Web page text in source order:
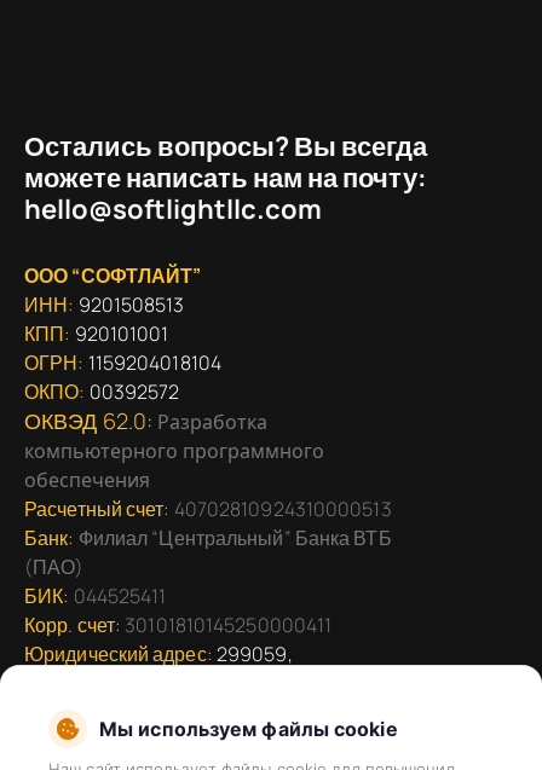
Остались вопросы? Вы всегда
можете написать нам на почту:
hello@softlightllc.com
ООО “СОФТЛАЙТ”
ИНН: 9201508513
КПП: 920101001
ОГРН: 1159204018104
ОКПО: 00392572
ОКВЭД 62.0: Разработка
компьютерного программного
обеспечения
Расчетный счет: 40702810924310000513
Банк: Филиал “Центральный” Банка ВТБ
(ПАО)
БИК: 044525411
Корр. счет: 30101810145250000411
Юридический адрес: 299059,
дом
№ 53, офис 8Мы используем файлы cookie